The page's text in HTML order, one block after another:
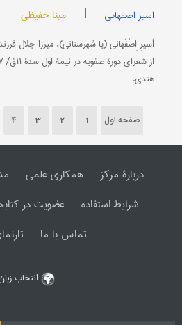
اسیر اصفهانی | مینا حفیظی
اَسیرِ اِصْفَهانی (یا شهرستانی)، میرزا جلال
هندی‌.
صفحه اول 1
2
3
4
دربارۀ مرکز همکاری علمی
شرایط استفاده
عضویت در
تماس با ما
انتخاب